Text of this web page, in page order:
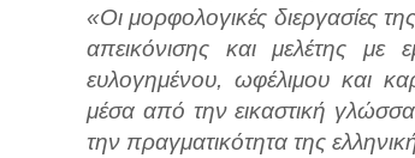
«Οι μορφολογικές διεργασίες
απεικόνισης και μελέτης με
ευλογημένου, ωφέλιμου και
μέσα από την εικαστική
την πραγματικότητα της